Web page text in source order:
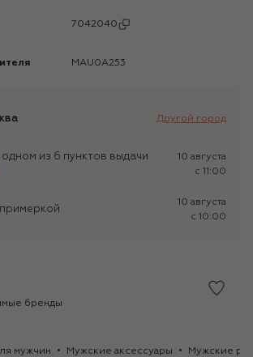
7042040
MAU0A253
Другой город
одном из 6 пунктов выдачи
10 августа
c 11:00
10 августа
c 10:00
бренды
мужчин Мужские аксессуары Мужские